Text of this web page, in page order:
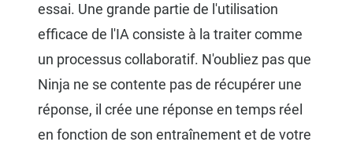
essai. Une grande partie de l'utilisation
efficace de l'IA consiste à la traiter comme
un processus collaboratif. N'oubliez pas que
Ninja ne se contente pas de récupérer une
réponse, il crée une réponse en temps réel
en fonction de son entraînement et de votre